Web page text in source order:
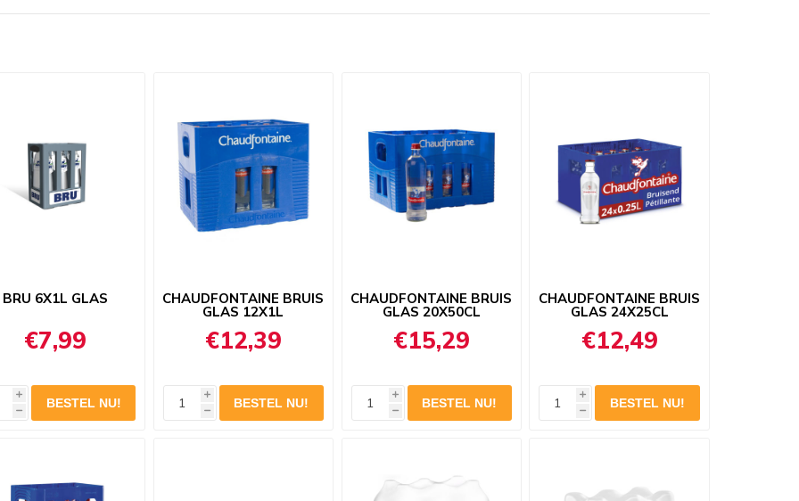
BRU 6X1L GLAS
€7,99
i
h
CHAUDFONTAINE BRUIS
GLAS 12X1L
€12,39
i
h
CHAUDFONTAINE BRUIS
GLAS 20X50CL
€15,29
i
h
CHAUDFONTAINE BRUIS
GLAS 24X25CL
€12,49
i
h